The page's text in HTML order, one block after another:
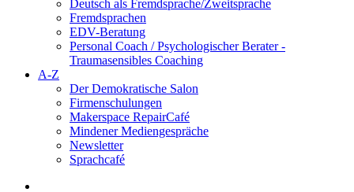
Deutsch als Fremdsprache/Zweitsprache
Fremdsprachen
EDV-Beratung
Personal Coach / Psychologischer Berater -
Traumasensibles Coaching
A-Z
Der Demokratische Salon
Firmenschulungen
Makerspace RepairCafé
Mindener Mediengespräche
Newsletter
Sprachcafé